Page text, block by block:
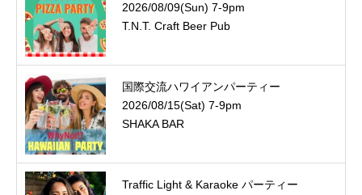
2026/08/09(Sun) 7-9pm
T.N.T. Craft Beer Pub
国際交流ハワイアンパーティー
2026/08/15(Sat) 7-9pm
SHAKA BAR
Traffic Light & Karaoke パーティー